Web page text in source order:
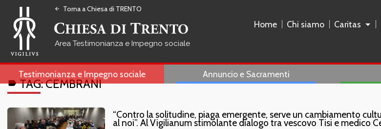
arrow_back Torna a Chiesa di TRENTO
Testimonianza e Impegno sociale
Home Chi siamo Caritas
Testimonianza e Impegno sociale Annuncio e Sacramenti
labelTAG:CEMBRANI
“Contro la solitudine, piaga emergente, serve un cambiamento
al noi”. Al Vigilianum stimolante dialogo tra vescovo Tisi e medico